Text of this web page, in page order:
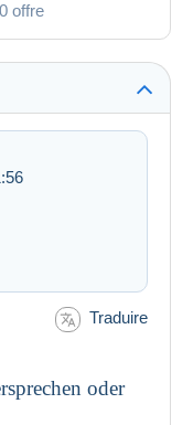
0 offre
Traduire
oder